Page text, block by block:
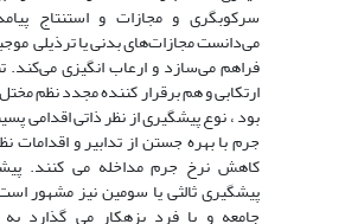
سرکوبگری و مجازات و استنتاج
می‌دانست مجازات‌های بدنی یا ترذیلی
فراهم می‌سازد و ارعاب انگیزی
ارتکابی و هم برقرار کننده مجدد نظم
بود ، نوع پیشگیری از نظر ذاتی اقدامی
جرم با بهره جستن از تدابیر و اقدامات
کاهش نرخ جرم مداخله می کنند.
پیشگیری ثالثی یا سومین نیز مشهور